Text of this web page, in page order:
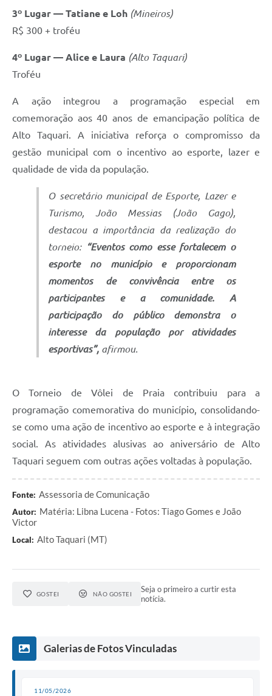
3º Lugar — Tatiane e Loh (Mineiros)
R$ 300 + troféu
4º Lugar — Alice e Laura (Alto Taquari)
Troféu
A ação integrou a programação especial em
comemoração aos 40 anos de emancipação política de
Alto Taquari. A iniciativa reforça o compromisso da
gestão municipal com o incentivo ao esporte, lazer e
qualidade de vida da população.
O secretário municipal de Esporte, Lazer e
Turismo, João Messias (João Gago),
destacou a importância da realização do
torneio: “Eventos como esse fortalecem o
esporte no município e proporcionam
momentos de convivência entre os
participantes e a comunidade. A
participação do público demonstra o
interesse da população por atividades
esportivas”, afirmou.
O Torneio de Vôlei de Praia contribuiu para a
programação comemorativa do município, consolidando-
se como uma ação de incentivo ao esporte e à integração
social. As atividades alusivas ao aniversário de Alto
Taquari seguem com outras ações voltadas à população.
Fonte: Assessoria de Comunicação
Autor: Matéria: Libna Lucena - Fotos: Tiago Gomes e João
Victor
Local: Alto Taquari (MT)
GOSTEI NÃO GOSTEI
Seja o primeiro a curtir esta
notícia.
Galerias de Fotos Vinculadas
11/05/2026